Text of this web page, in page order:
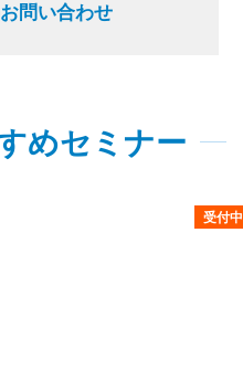
問い合わせ
めセミナー
受付中